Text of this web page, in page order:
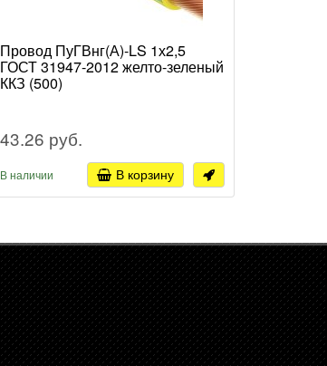
Провод ПуГВнг(А)-LS 1х2,5
ГОСТ 31947-2012 желто-зеленый
ККЗ (500)
43.26 руб.
В наличии В корзину